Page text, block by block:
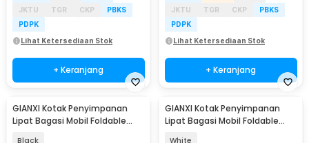
JKTU
TGR CKP
PBKS
PDPK
Lihat Ketersediaan Stok
+ Keranjang
JKTU
TGR CKP
PBKS
PDPK
Lihat Ketersediaan Stok
+ Keranjang
GIANXI Kotak Penyimpanan
Lipat Bagasi Mobil Foldable
Black
GIANXI Kotak Penyimpanan
Lipat Bagasi Mobil Foldable
White